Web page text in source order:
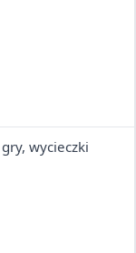
wycieczki